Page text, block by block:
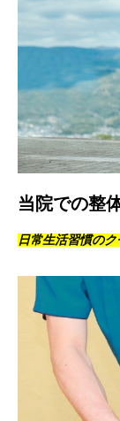
当院での整
日常生活習慣の